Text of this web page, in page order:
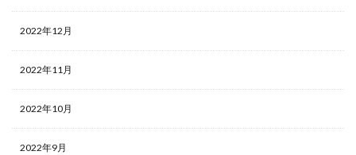
2022年12月
2022年11月
2022年10月
2022年9月